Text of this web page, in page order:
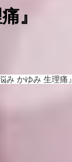
』
み かゆみ 生理痛』